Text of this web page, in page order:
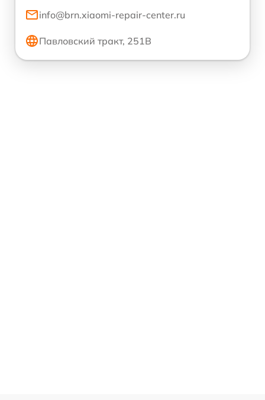
info@brn.xiaomi-repair-center.ru
Павловский тракт, 251В